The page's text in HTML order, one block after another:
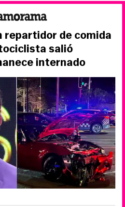
repartidor de comida
salió
internado